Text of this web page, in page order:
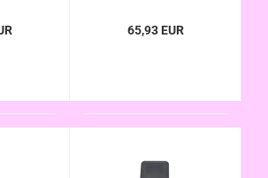
65,93 EUR